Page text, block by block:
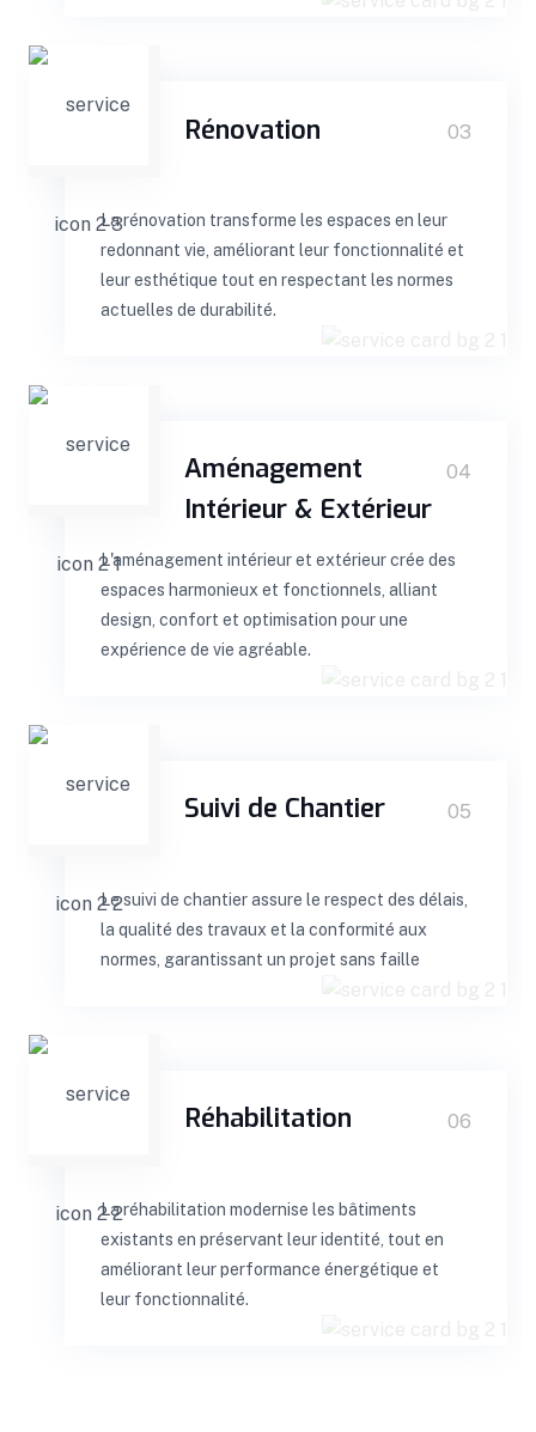
Rénovation 03
La rénovation transforme les espaces en leur
redonnant vie, améliorant leur fonctionnalité et
leur esthétique tout en respectant les normes
actuelles de durabilité.
Aménagement
Intérieur & Extérieur
04
L'aménagement intérieur et extérieur crée des
espaces harmonieux et fonctionnels, alliant
design, confort et optimisation pour une
expérience de vie agréable.
Suivi de Chantier 05
Le suivi de chantier assure le respect des délais,
la qualité des travaux et la conformité aux
normes, garantissant un projet sans faille
Réhabilitation 06
La réhabilitation modernise les bâtiments
existants en préservant leur identité, tout en
améliorant leur performance énergétique et
leur fonctionnalité.